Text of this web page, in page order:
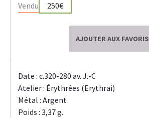
Vendu 250€
AJOUTER AUX FAVORIS
Date : c.320-280 av. J.-C
Atelier : Érythrées (Erythrai)
Métal : Argent
Poids : 3,37 g.